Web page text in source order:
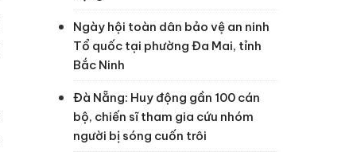
Ngày hội toàn dân bảo vệ an ninh
Tổ quốc tại phường Đa Mai, tỉnh
Bắc Ninh
Đà Nẵng: Huy động gần 100 cán
bộ, chiến sĩ tham gia cứu nhóm
người bị sóng cuốn trôi